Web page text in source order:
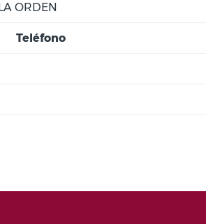
ORDEN
Teléfono